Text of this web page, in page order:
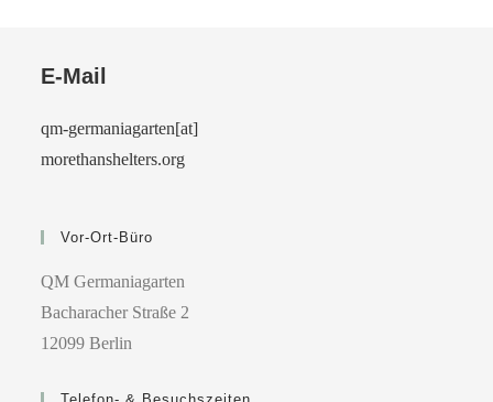
E-Mail
qm-germaniagarten[at]
morethanshelters.org
Vor-Ort-Büro
QM Germaniagarten
Bacharacher Straße 2
12099 Berlin